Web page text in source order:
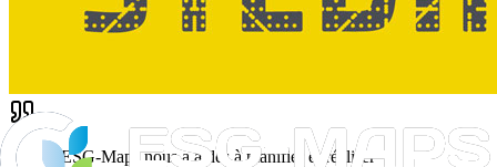
ESG-Maps nous a aidés à planifier et réaliser